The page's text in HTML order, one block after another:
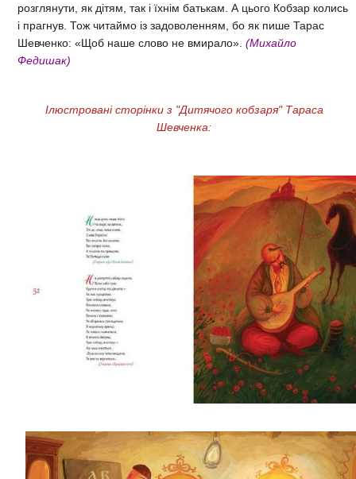
розглянути, як дітям, так і їхнім батькам. А цього Кобзар колись
і прагнув. Тож читаймо із задоволенням, бо як пише Тарас
Шевченко: «Щоб наше слово не вмирало». (Михайло
Федишак)
Ілюстровані сторінки з "Дитячого кобзаря" Тараса
Шевченка: